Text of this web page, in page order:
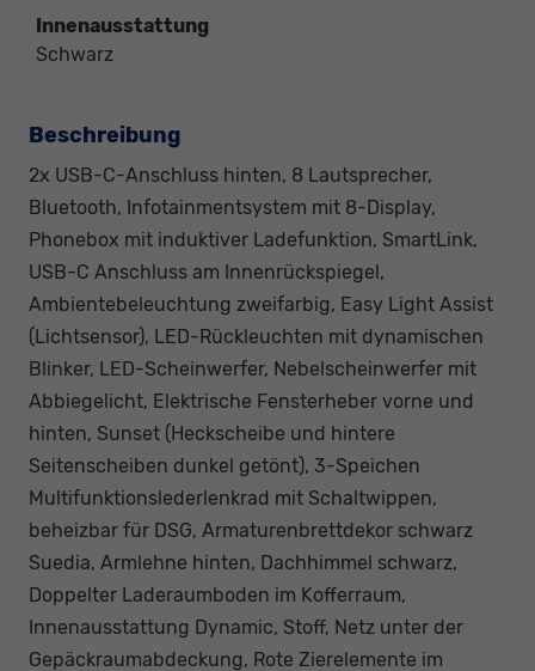
Innenausstattung
Schwarz
Beschreibung
2x USB-C-Anschluss hinten, 8 Lautsprecher,
Bluetooth, Infotainmentsystem mit 8-Display,
Phonebox mit induktiver Ladefunktion, SmartLink,
USB-C Anschluss am Innenrückspiegel,
Ambientebeleuchtung zweifarbig, Easy Light Assist
(Lichtsensor), LED-Rückleuchten mit dynamischen
Blinker, LED-Scheinwerfer, Nebelscheinwerfer mit
Abbiegelicht, Elektrische Fensterheber vorne und
hinten, Sunset (Heckscheibe und hintere
Seitenscheiben dunkel getönt), 3-Speichen
Multifunktionslederlenkrad mit Schaltwippen,
beheizbar für DSG, Armaturenbrettdekor schwarz
Suedia, Armlehne hinten, Dachhimmel schwarz,
Doppelter Laderaumboden im Kofferraum,
Innenausstattung Dynamic, Stoff, Netz unter der
Gepäckraumabdeckung, Rote Zierelemente im